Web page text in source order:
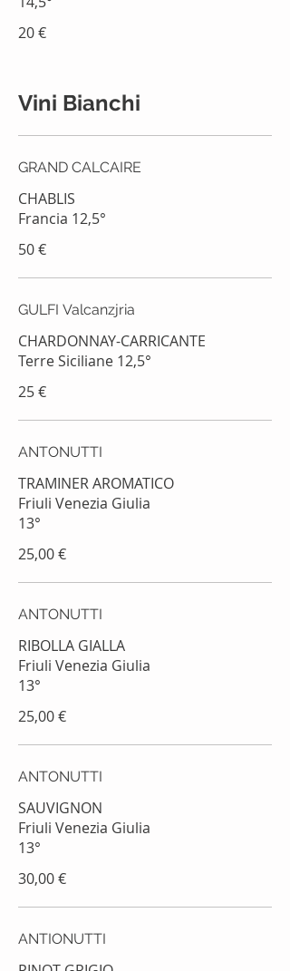
20 €
Vini Bianchi
GRAND CALCAIRE
CHABLIS
Francia 12,5°
50 €
GULFI Valcanzjria
CHARDONNAY-CARRICANTE
25 €
ANTONUTTI
TRAMINER AROMATICO
Friuli Venezia Giulia
25,00 €
ANTONUTTI
RIBOLLA GIALLA
Friuli Venezia Giulia
13°
25,00 €
ANTONUTTI
SAUVIGNON
Friuli Venezia Giulia
13°
30,00 €
ANTIONUTTI